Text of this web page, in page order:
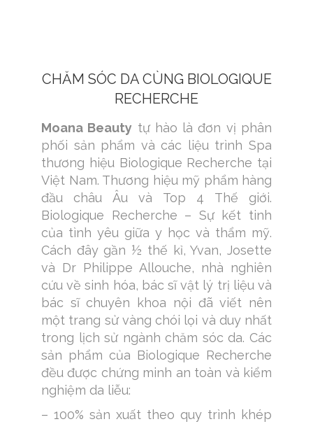
CHĂM SÓC DA CÙNG BIOLOGIQUE
RECHERCHE
Moana Beauty tự hào là đơn vị phân
phối sản phẩm và các liệu trình Spa
thương hiệu Biologique Recherche tại
Việt Nam. Thương hiệu mỹ phẩm hàng
đầu châu Âu và Top 4 Thế giới.
Biologique Recherche – Sự kết tinh
của tình yêu giữa y học và thẩm mỹ.
Cách đây gần ½ thế kỉ, Yvan, Josette
và Dr Philippe Allouche, nhà nghiên
cứu về sinh hóa, bác sĩ vật lý trị liệu và
bác sĩ chuyên khoa nội đã viết nên
một trang sử vàng chói lọi và duy nhất
trong lịch sử ngành chăm sóc da. Các
sản phẩm của Biologique Recherche
đều được chứng minh an toàn và kiểm
nghiệm da liễu:
– 100% sản xuất theo quy trình khép